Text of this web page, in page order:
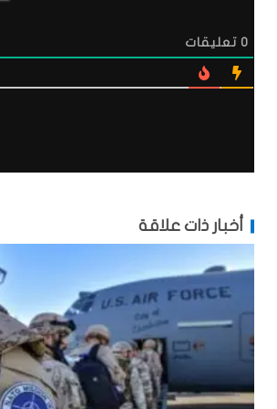
0 تعليقات
أخبار ذات علاقة